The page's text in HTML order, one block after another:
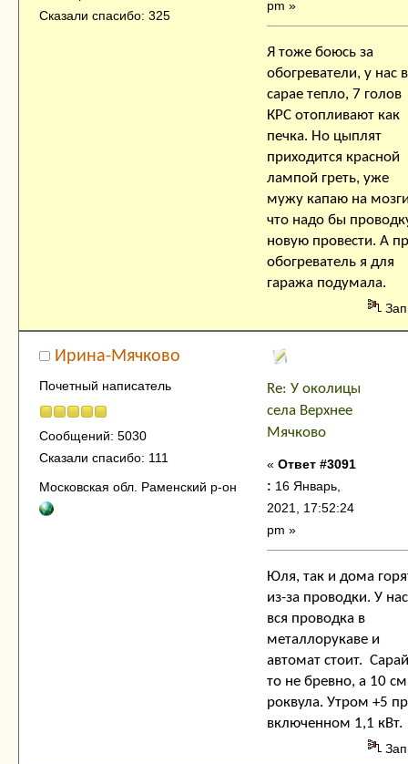
Сказали спасибо: 325
pm »
Я тоже боюсь за
обогреватели, у нас в
сарае тепло, 7 голов
КРС отопливают как
печка. Но цыплят
приходится красной
лампой греть, уже
мужу капаю на
что надо бы
новую провести. А
обогреватель я для
гаража подумала.
Ирина-Мячково
Почетный написатель
Сообщений: 5030
Сказали спасибо: 111
Московская обл. Раменский р-он
Re: У околицы
села Верхнее
Мячково
« Ответ #3091
: 16 Январь,
2021, 17:52:24
pm »
Юля, так и дома
из-за проводки. У нас
вся проводка в
металлорукаве и
автомат стоит. Сарай
то не бревно, а 10 см
роквула. Утром +5
включенном 1,1 кВт.